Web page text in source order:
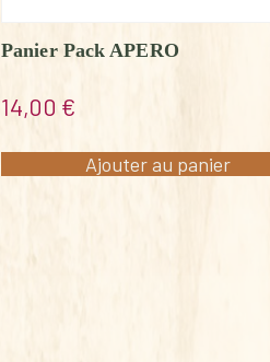
Panier Pack APERO
14,00 €
Ajouter au panier